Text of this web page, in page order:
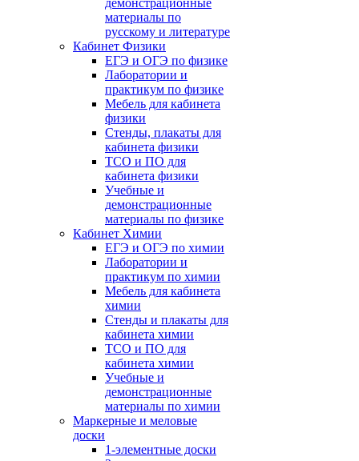
демонстрационные
материалы по
русскому и литературе
Кабинет Физики
ЕГЭ и ОГЭ по физике
Лаборатории и
практикум по физике
Мебель для кабинета
физики
Стенды, плакаты для
кабинета физики
ТСО и ПО для
кабинета физики
Учебные и
демонстрационные
материалы по физике
Кабинет Химии
ЕГЭ и ОГЭ по химии
Лаборатории и
практикум по химии
Мебель для кабинета
химии
Стенды и плакаты для
кабинета химии
ТСО и ПО для
кабинета химии
Учебные и
демонстрационные
материалы по химии
Маркерные и меловые
доски
1-элементные доски